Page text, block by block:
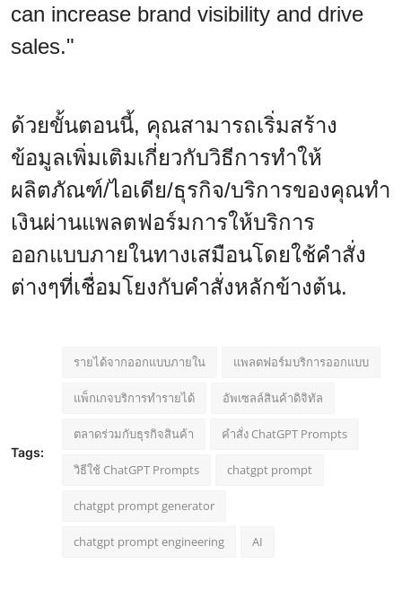
can increase brand visibility and drive
sales."
ด้วยขั้นตอนนี้, คุณสามารถเริ่มสร้าง
ข้อมูลเพิ่มเติมเกี่ยวกับวิธีการทำให้
ผลิตภัณฑ์/ไอเดีย/ธุรกิจ/บริการของคุณทำ
เงินผ่านแพลตฟอร์มการให้บริการ
ออกแบบภายในทางเสมือนโดยใช้คำสั่ง
ต่างๆที่เชื่อมโยงกับคำสั่งหลักข้างต้น.
Tags:
รายได้จากออกแบบภายใน แพลตฟอร์มบริการออกแบบ
แพ็กเกจบริการทำรายได้ อัพเซลล์สินค้าดิจิทัล
ตลาดร่วมกับธุรกิจสินค้า คำสั่ง ChatGPT Prompts
วิธีใช้ ChatGPT Prompts chatgpt prompt
chatgpt prompt generator
chatgpt prompt engineering AI